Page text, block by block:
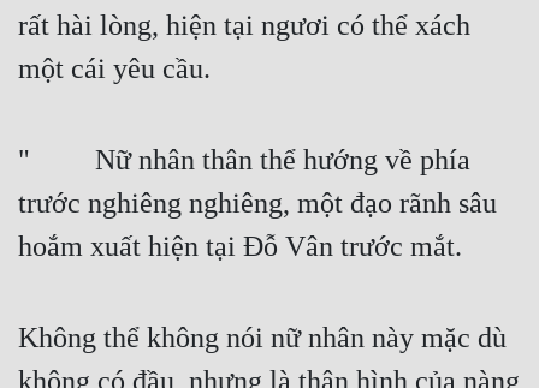
Đồng Nhân
Ngự Thú
Truyện Nam
Truyện Nữ
Xây Dựng Thế Lực
rất hài lòng, hiện tại ngươi có thể xách
một cái yêu cầu.
"   Nữ nhân thân thể hướng về phía
trước nghiêng nghiêng, một đạo rãnh sâu
hoắm xuất hiện tại Đỗ Vân trước mắt.
Không thể không nói nữ nhân này mặc dù
không có đầu, nhưng là thân hình của nàng